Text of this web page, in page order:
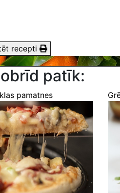
recepti
patīk:
pamatnes